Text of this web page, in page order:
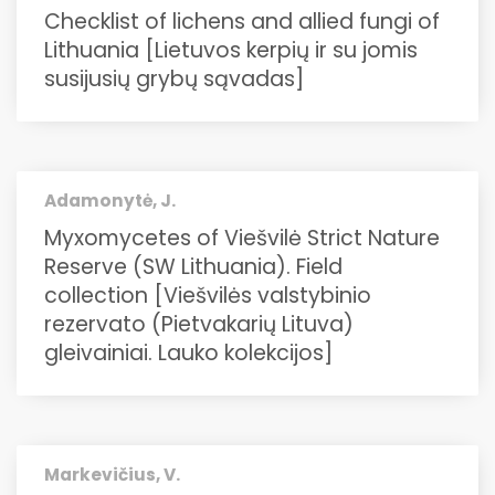
Checklist of lichens and allied fungi of
Lithuania [Lietuvos kerpių ir su jomis
susijusių grybų sąvadas]
Adamonytė, J.
Myxomycetes of Viešvilė Strict Nature
Reserve (SW Lithuania). Field
collection [Viešvilės valstybinio
rezervato (Pietvakarių Lituva)
gleivainiai. Lauko kolekcijos]
Markevičius, V.